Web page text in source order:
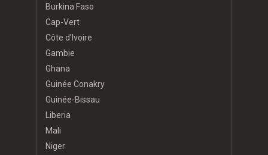
Burkina Faso
Cap-Vert
Côte d’Ivoire
Gambie
Ghana
Guinée Conakry
Guinée-Bissau
Liberia
Mali
Niger